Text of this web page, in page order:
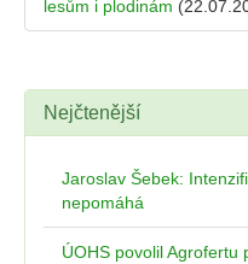
lesům i plodinám
Nejčtenější
Jaroslav Šebek:
nepomáhá
ÚOHS povolil Agrofertu